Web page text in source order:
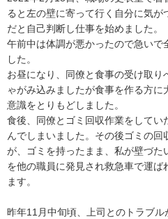
ると左の壁に寄って行く自分に気
だと自己判断し仕事を始めました。
午前中は体調が悪かったので急いで
した。
お昼になり、同僚と食事の受け取り
ゃがみ込みましたが食事を作る方
意識をとりもどしました。
食後、同僚とゴミ回収作業をしてい
んでしまいました。その後ゴミの回
が、ゴミを持ったまま、私が壁づた
を他の職員に発見され救急車で運
ます。
昨年11月中旬頃、上司とのトラブ